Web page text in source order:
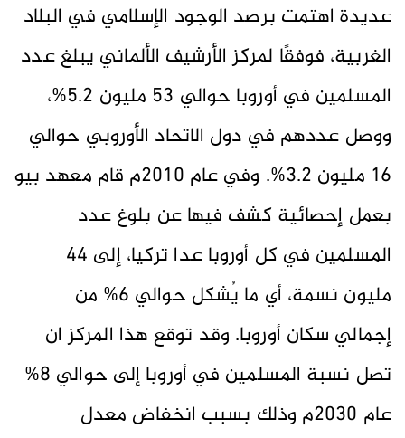
عديدة اهتمت برصد الوجود الإسلامي في البلاد
الغربية، فوفقًا لمركز الأرشيف الألماني يبلغ عدد
المسلمين في أوروبا حوالي 53 مليون 5.2%،
ووصل عددهم في دول الاتحاد الأوروبي حوالي
16 مليون 3.2%. وفي عام 2010م قام معهد بيو
بعمل إحصائية كشف فيها عن بلوغ عدد
المسلمين في كل أوروبا عدا تركيا، إلى 44
مليون نسمة، أي ما يُشكل حوالي 6% من
إجمالي سكان أوروبا. وقد توقع هذا المركز ان
تصل نسبة المسلمين في أوروبا إلى حوالي 8%
عام 2030م وذلك بسبب انخفاض معدل